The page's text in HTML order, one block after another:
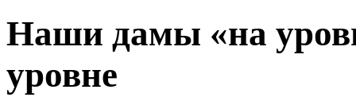
Наши дамы «на
уровне